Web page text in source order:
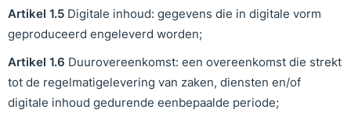
Artikel 1.5 Digitale inhoud: gegevens die in digitale vorm
geproduceerd engeleverd worden;
Artikel 1.6 Duurovereenkomst: een overeenkomst die strekt
tot de regelmatigelevering van zaken, diensten en/of
digitale inhoud gedurende eenbepaalde periode;